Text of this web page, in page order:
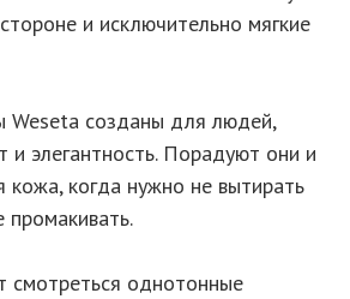
и исключительно мягкие
Weseta созданы для людей,
элегантность. Порадуют они и
кожа, когда нужно не вытирать
промакивать.
смотреться однотонные